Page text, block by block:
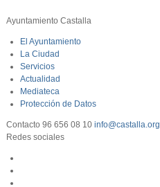
Ayuntamiento Castalla
El Ayuntamiento
La Ciudad
Servicios
Actualidad
Mediateca
Protección de Datos
Contacto 96 656 08 10 info@castalla.org
Redes sociales